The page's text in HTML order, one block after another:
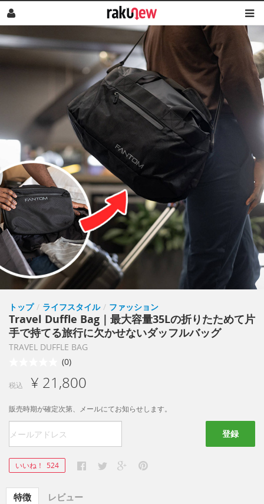
トップ / ライフスタイル / ファッション
Travel Duffle Bag｜最大容量35Lの折りたためて片
手で持てる旅行に欠かせないダッフルバッグ
TRAVEL DUFFLE BAG
(0)
税込 ¥ 21,800
販売時期が確定次第、メールにてお知らせします。
登録
いいね！ 524
特徴 レビュー